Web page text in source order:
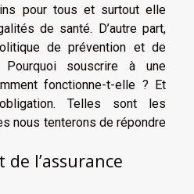
pour tous et surtout elle
de santé. D’autre part,
de prévention et de
souscrire à une
fonctionne-t-elle ? Et
Telles sont les
nous tenterons de répondre
l’assurance